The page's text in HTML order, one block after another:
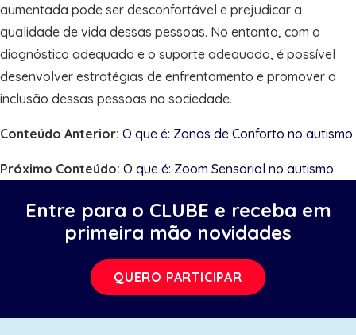
aumentada pode ser desconfortável e prejudicar a
qualidade de vida dessas pessoas. No entanto, com o
diagnóstico adequado e o suporte adequado, é possível
desenvolver estratégias de enfrentamento e promover a
inclusão dessas pessoas na sociedade.
Conteúdo Anterior: O que é: Zonas de Conforto no autismo
Próximo Conteúdo: O que é: Zoom Sensorial no autismo
Entre para o CLUBE e receba em
primeira mão novidades
QUERO PARTICIPAR